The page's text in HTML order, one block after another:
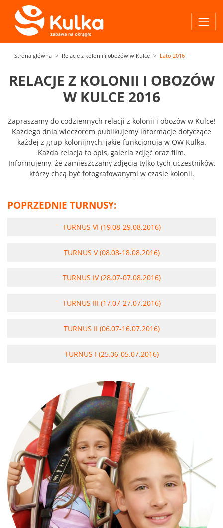
Strona główna Relacje z kolonii i obozów w Kulce Lato 2016
RELACJE Z KOLONII I OBOZÓW
W KULCE 2016
Zapraszamy do codziennych relacji z kolonii i obozów w Kulce!
Każdego dnia wieczorem publikujemy informacje dotyczące
każdej z grup kolonijnych, jakie funkcjonują w OW Kulka.
Każda relacja to opis, galeria zdjęć oraz film.
Informujemy, że zamieszczamy zdjęcia tylko tych uczestników,
którzy chcą być fotografowanymi w czasie kolonii.
POPRZEDNIE TURNUSY:
TURNUS VI (19.08-29.08.2016)
TURNUS V (08.08-18.08.2016)
TURNUS IV (28.07-07.08.2016)
TURNUS III (17.07-27.07.2016)
TURNUS II (06.07-16.07.2016)
TURNUS I (25.06-05.07.2016)